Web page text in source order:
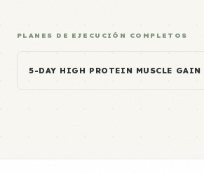
PLANES DE EJECUCIÓN COMPLETOS
5-DAY HIGH PROTEIN MUSCLE GAIN